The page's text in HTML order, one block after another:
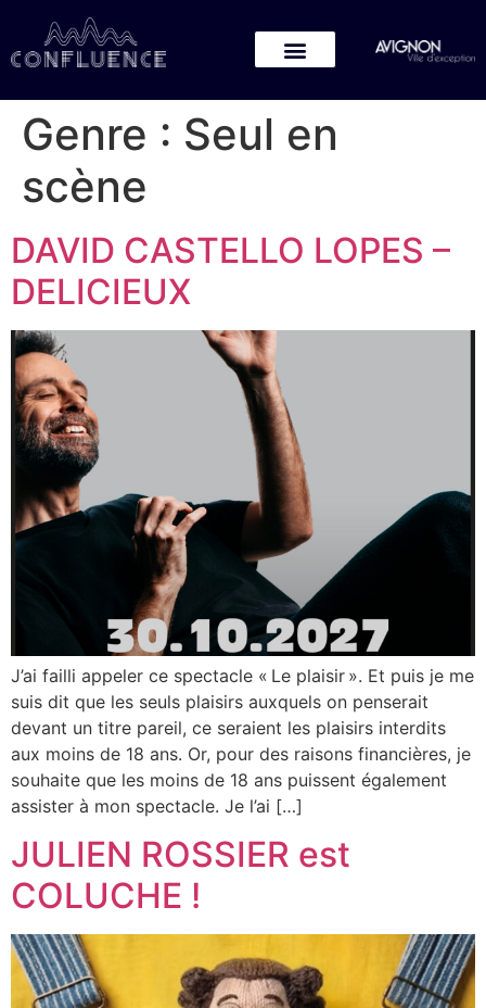
Genre : Seul en
scène
DAVID CASTELLO LOPES –
DELICIEUX
J’ai failli appeler ce spectacle « Le plaisir ». Et puis je me
suis dit que les seuls plaisirs auxquels on penserait
devant un titre pareil, ce seraient les plaisirs interdits
aux moins de 18 ans. Or, pour des raisons financières, je
souhaite que les moins de 18 ans puissent également
assister à mon spectacle. Je l’ai […]
JULIEN ROSSIER est
COLUCHE !